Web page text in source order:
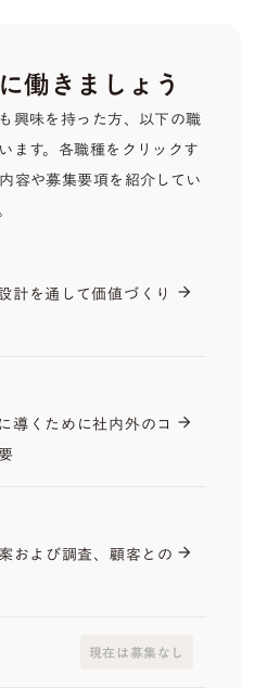
働きましょう
興味を持った方、以下の職
ます。各職種をクリックす
容や募集要項を紹介してい
計を通して価値づくり
arrow_forward
導くために社内外のコ arrow_forward
および調査、顧客との arrow_forward
現在は募集なし